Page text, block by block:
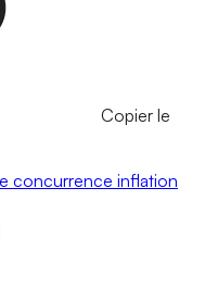
Copier le
concurrence inflation